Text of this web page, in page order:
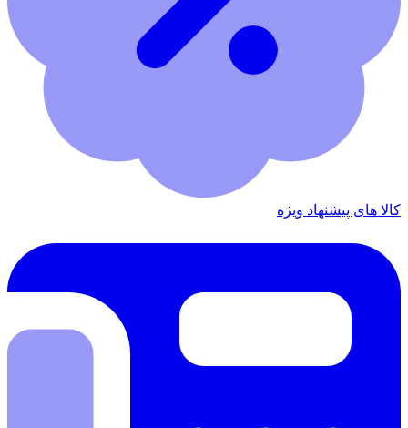
کالا های پیشنهاد ویژه